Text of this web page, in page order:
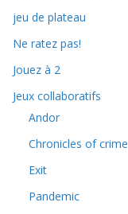
jeu de plateau
Ne ratez pas!
Jouez à 2
Jeux collaboratifs
Andor
Chronicles of crime
Exit
Pandemic